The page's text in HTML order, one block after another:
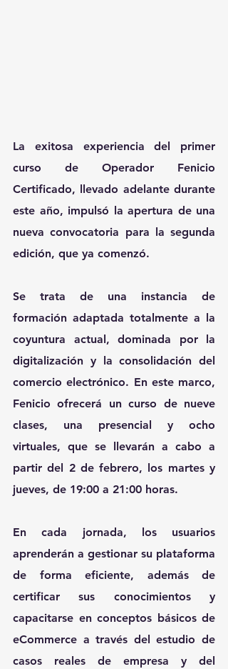
La exitosa experiencia del primer
curso de Operador Fenicio
Certificado, llevado adelante durante
este año, impulsó la apertura de una
nueva convocatoria para la segunda
edición, que ya comenzó.
Se trata de una instancia de
formación adaptada totalmente a la
coyuntura actual, dominada por la
digitalización y la consolidación del
comercio electrónico. En este marco,
Fenicio ofrecerá un curso de nueve
clases, una presencial y ocho
virtuales, que se llevarán a cabo a
partir del 2 de febrero, los martes y
jueves, de 19:00 a 21:00 horas.
En cada jornada, los usuarios
aprenderán a gestionar su plataforma
de forma eficiente, además de
certificar sus conocimientos y
capacitarse en conceptos básicos de
eCommerce a través del estudio de
casos reales de empresa y del